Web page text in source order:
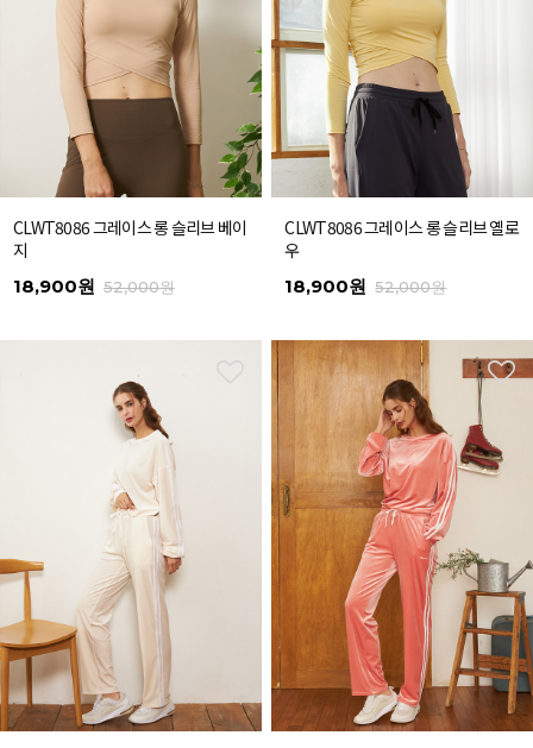
CLWT8086 그레이스 롱 슬리브 베이
지
18,900원 52,000원
CLWT8086 그레이스 롱 슬리브 옐로
우
18,900원 52,000원